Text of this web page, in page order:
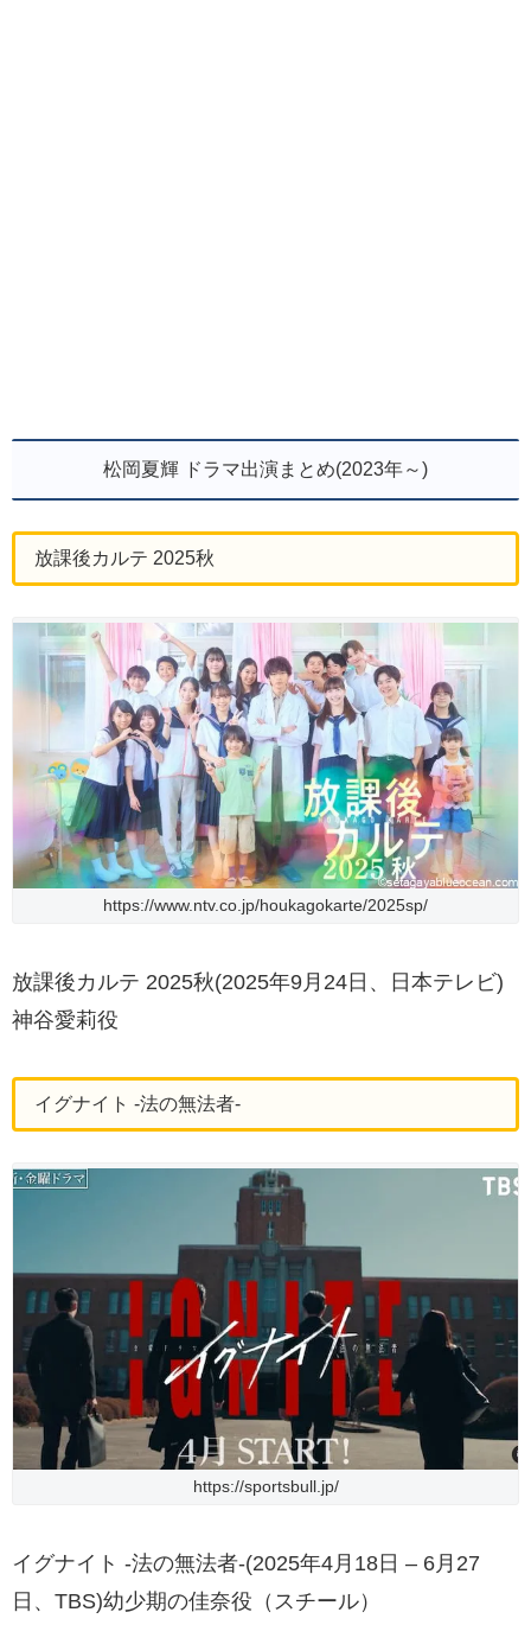
松岡夏輝 ドラマ出演まとめ(2023年～)
放課後カルテ 2025秋
https://www.ntv.co.jp/houkagokarte/2025sp/
放課後カルテ 2025秋(2025年9月24日、日本テレビ)
神谷愛莉役
イグナイト -法の無法者-
https://sportsbull.jp/
イグナイト -法の無法者-(2025年4月18日 – 6月27
日、TBS)幼少期の佳奈役（スチール）